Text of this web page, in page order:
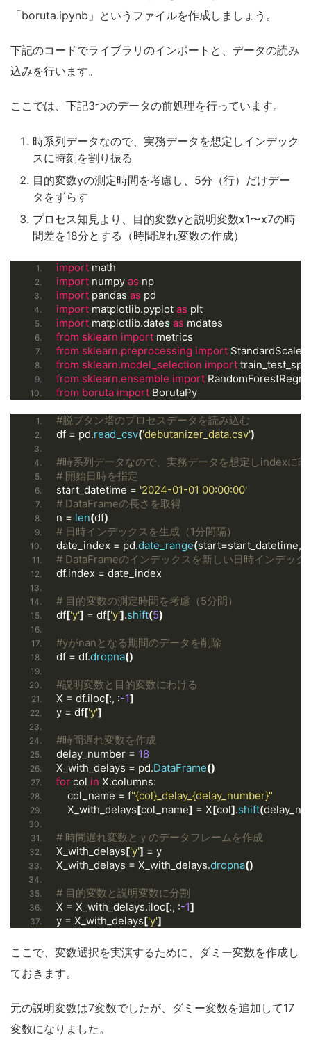
「boruta.ipynb」というファイルを作成しましょう。
下記のコードでライブラリのインポートと、データの読み
込みを行います。
ここでは、下記3つのデータの前処理を行っています。
時系列データなので、実務データを想定しインデック
スに時刻を割り振る
目的変数yの測定時間を考慮し、5分（行）だけデー
タをずらす
プロセス知見より、目的変数yと説明変数x1〜x7の時
間差を18分とする（時間遅れ変数の作成）
import math
import numpy as np
import pandas as pd
import matplotlib.pyplot as plt
import matplotlib.dates as mdates
from sklearn import metrics
from sklearn.preprocessing import StandardScaler
from sklearn.model_selection import
from sklearn.ensemble import
from boruta import BorutaPy
#脱ブタン塔のプロセスデータを読み込む
df = pd.read_csv('debutanizer_data.csv')
#時系列データなので、実務データを想定しindexに
# 開始日時を指定
start_datetime = '2024-01-01 00:00:00'
# DataFrameの長さを取得
n = len(df)
# 日時インデックスを生成（1分間隔）
date_index = pd.date_range(start=start_datetime,
# DataFrameのインデックスを新しい日時インデック
df.index = date_index
# 目的変数の測定時間を考慮（5分間）
df['y'] = df['y'].shift(5)
#yがnanとなる期間のデータを削除
df = df.dropna()
#説明変数と目的変数にわける
X = df.iloc[:, :-1]
y = df['y']
#時間遅れ変数を作成
delay_number = 18
X_with_delays = pd.DataFrame()
for col in X.columns:
    col_name = f
"{col}_delay_{delay_number}"
    X_with_delays
[col_name] = X[col].shift(
# 時間遅れ変数とｙのデータフレームを作成
X_with_delays['y'] = y
X_with_delays = X_with_delays.dropna()
# 目的変数と説明変数に分割
X = X_with_delays.iloc[:, :-1]
y = X_with_delays['y']
ここで、変数選択を実演するために、ダミー変数を作成し
ておきます。
元の説明変数は7変数でしたが、ダミー変数を追加して17
変数になりました。